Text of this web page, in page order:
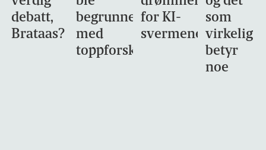
debatt,
Brataas?
begrunnet
med
toppforskning
for KI-
svermene
som
virkelig
betyr
noe